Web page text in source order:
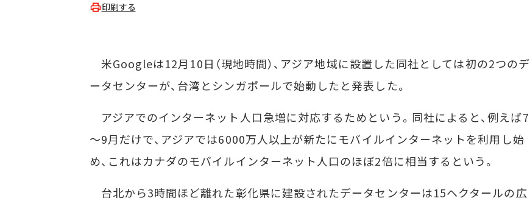
印刷する
米Googleは12月10日（現地時間）、アジア地域に設置した同社としては初の2つのデ
ータセンターが、台湾とシンガポールで始動したと発表した。
アジアでのインターネット人口急増に対応するためという。同社によると、例えば7
～9月だけで、アジアでは6000万人以上が新たにモバイルインターネットを利用し始
め、これはカナダのモバイルインターネット人口のほぼ2倍に相当するという。
台北から3時間ほど離れた彰化県に建設されたデータセンターは15ヘクタールの広